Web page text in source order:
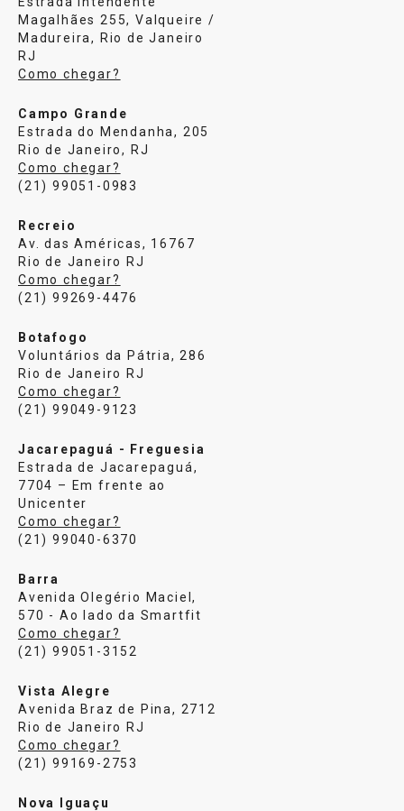
Magalhães 255, Valqueire /
Madureira, Rio de Janeiro
RJ
Como chegar?
Campo Grande
Estrada do Mendanha, 205
Rio de Janeiro, RJ
Como chegar?
(21) 99051-0983
Recreio
Av. das Américas, 16767
Rio de Janeiro RJ
Como chegar?
(21) 99269-4476
Botafogo
Voluntários da Pátria, 286
Rio de Janeiro RJ
Como chegar?
(21) 99049-9123
Jacarepaguá - Freguesia
Estrada de Jacarepaguá,
7704 – Em frente ao
Unicenter
Como chegar?
(21) 99040-6370
Barra
Avenida Olegério Maciel,
570 - Ao lado da Smartfit
Como chegar?
(21) 99051-3152
Vista Alegre
Avenida Braz de Pina, 2712
Rio de Janeiro RJ
Como chegar?
(21) 99169-2753
Nova Iguaçu